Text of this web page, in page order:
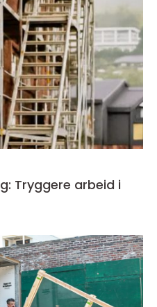
Tryggere arbeid i